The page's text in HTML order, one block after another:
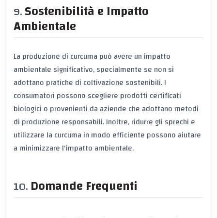
Sostenibilità e Impatto
Ambientale
La produzione di curcuma può avere un impatto
ambientale significativo, specialmente se non si
adottano pratiche di coltivazione sostenibili. I
consumatori possono scegliere prodotti certificati
biologici o provenienti da aziende che adottano metodi
di produzione responsabili. Inoltre, ridurre gli sprechi e
utilizzare la curcuma in modo efficiente possono aiutare
a minimizzare l'impatto ambientale.
Domande Frequenti